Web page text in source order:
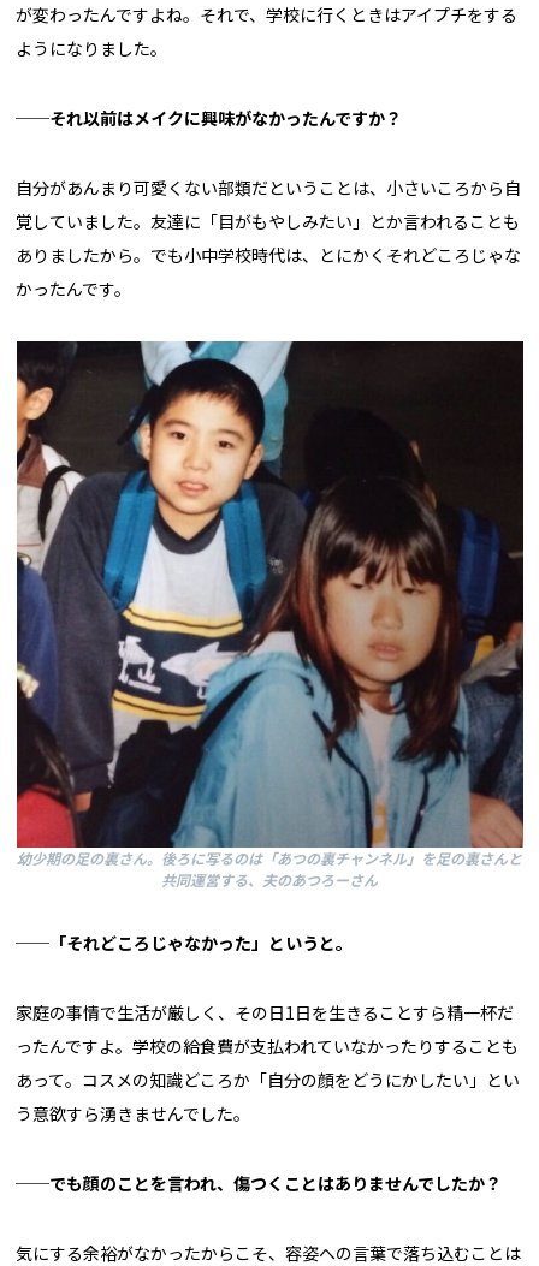
が変わったんですよね。それで、学校に行くときはアイプチをする
ようになりました。
──それ以前はメイクに興味がなかったんですか？
自分があんまり可愛くない部類だということは、小さいころから自
覚していました。友達に「目がもやしみたい」とか言われることも
ありましたから。でも小中学校時代は、とにかくそれどころじゃな
かったんです。
幼少期の足の裏さん。後ろに写るのは「あつの裏チャンネル」を足の裏さんと
共同運営する、夫のあつろーさん
──「それどころじゃなかった」というと。
家庭の事情で生活が厳しく、その日1日を生きることすら精一杯だ
ったんですよ。学校の給食費が支払われていなかったりすることも
あって。コスメの知識どころか「自分の顔をどうにかしたい」とい
う意欲すら湧きませんでした。
──でも顔のことを言われ、傷つくことはありませんでしたか？
気にする余裕がなかったからこそ、容姿への言葉で落ち込むことは